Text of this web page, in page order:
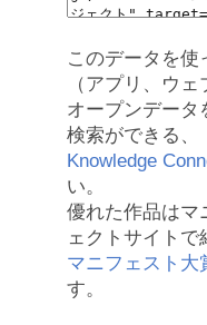
このデータを使
（アプリ、ウェ
オープンデータ
検索ができる、
Knowledge
い。
優れた作品はマ
ェクトサイトで
マニフェスト大
す。